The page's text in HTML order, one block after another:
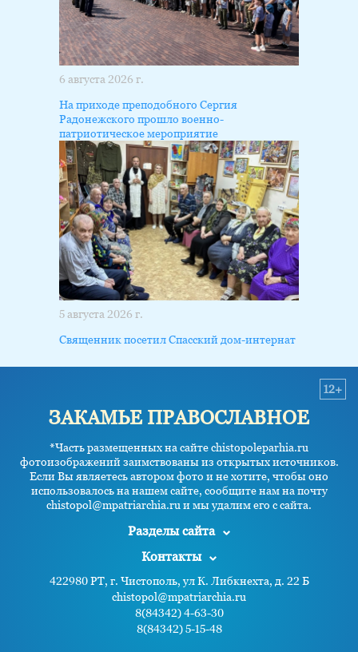
6 августа 2026 г.
На приходе преподобного Сергия
Радонежского прошло военно-
патриотическое мероприятие
5 августа 2026 г.
Священник посетил Спасский дом-интернат
ЗАКАМЬЕ ПРАВОСЛАВНОЕ
*Часть размещенных на сайте chistopoleparhia.ru
фотоизображений заимствованы из открытых источников.
Если Вы являетесь автором фото и не хотите, чтобы оно
использовалось на нашем сайте, сообщите нам на почту
chistopol@mpatriarchia.ru и мы удалим его с сайта.
12+
Разделы сайта
Контакты
422980 РТ, г. Чистополь, ул К. Либкнехта, д. 22 Б
chistopol@mpatriarchia.ru
8(84342) 4-63-30
8(84342) 5-15-48